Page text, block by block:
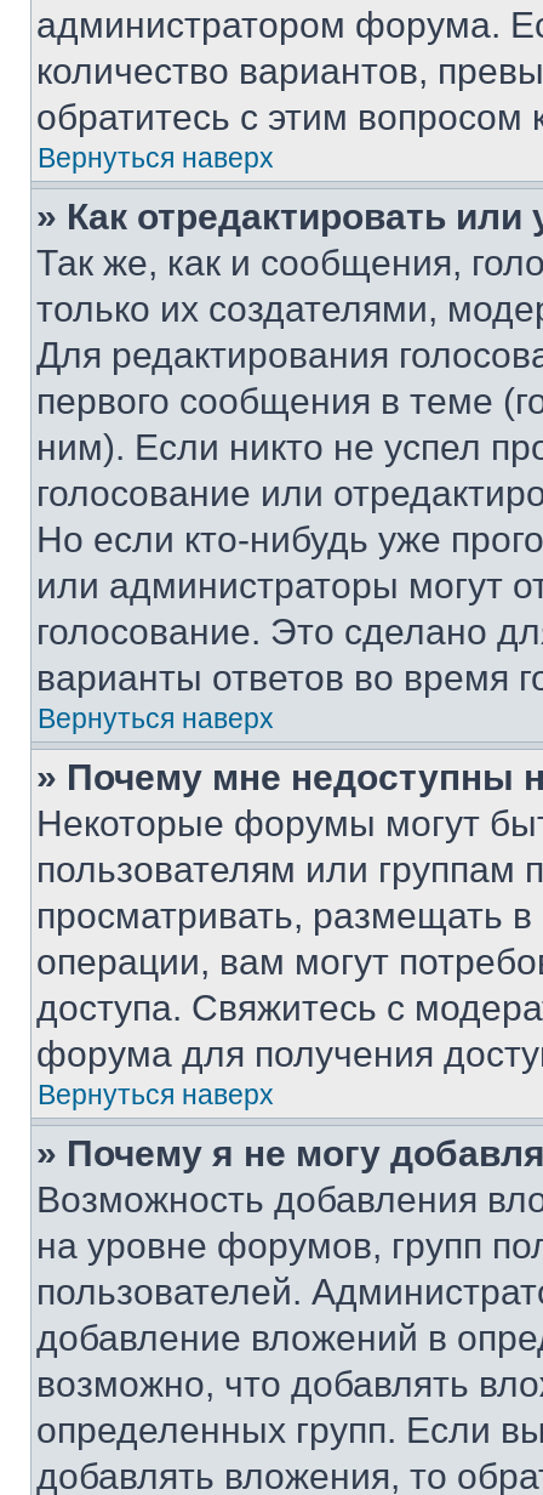
администратором форума.
количество вариантов,
обратитесь с этим вопросом
Вернуться наверх
» Как отредактировать
Так же, как и сообщения,
только их создателями,
Для редактирования
первого сообщения в теме
ним). Если никто не успел
голосование или
Но если кто-нибудь уже
или администраторы могут
голосование. Это сделано
варианты ответов во время
Вернуться наверх
» Почему мне недоступны
Некоторые форумы могут
пользователям или группам
просматривать, размещать
операции, вам могут
доступа. Свяжитесь с
форума для получения
Вернуться наверх
» Почему я не могу
Возможность добавления
на уровне форумов, групп
пользователей.
добавление вложений в
возможно, что добавлять
определенных групп. Если
добавлять вложения, то